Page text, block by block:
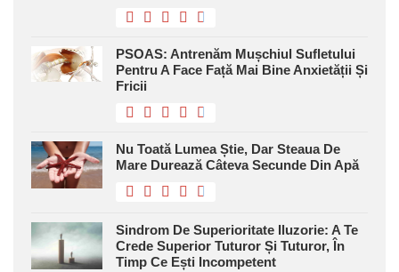
PSOAS: Antrenăm Mușchiul Sufletului
Pentru A Face Față Mai Bine Anxietății Și
Fricii
Nu Toată Lumea Știe, Dar Steaua De
Mare Durează Câteva Secunde Din Apă
Sindrom De Superioritate Iluzorie: A Te
Crede Superior Tuturor Și Tuturor, În
Timp Ce Ești Incompetent